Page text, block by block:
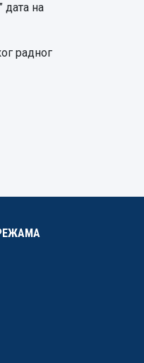
” дата на
радног